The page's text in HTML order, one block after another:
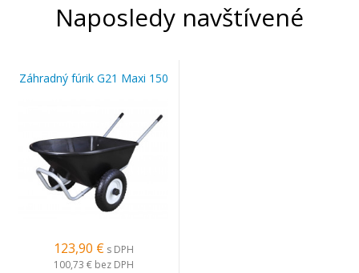
Naposledy navštívené
Záhradný fúrik G21 Maxi 150
123,90 € s DPH
100,73 € bez DPH